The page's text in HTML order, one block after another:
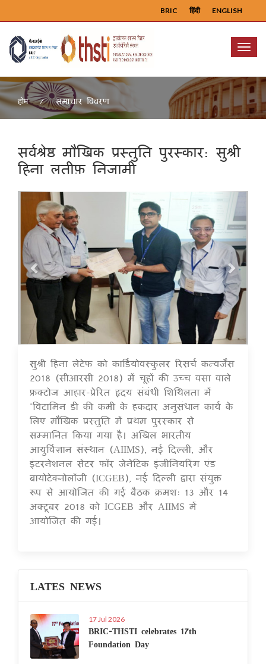
ENGLISH
हिंदी
BRIC
Menu
होम समाचार विवरण
सर्वश्रेष्ठ मौखिक प्रस्तुति पुरस्कार: सुश्री
हिना लतीफ़ निजामी
Previous Next
16 Jul 2020
सुश्री हिना लेटेफ को कार्डियोवस्कुलर रिसर्च कन्वर्जेंस
2018 (सीआरसी 2018) में चूहों की उच्च वसा वाले
फ्रक्टोज आहार-प्रेरित हृदय संबंधी शिथिलता में
‘विटामिन डी की कमी के हकदार अनुसंधान कार्य के
लिए मौखिक प्रस्तुति में प्रथम पुरस्कार से
सम्मानित किया गया है। अखिल भारतीय
आयुर्विज्ञान संस्थान (AIIMS), नई दिल्ली, और
इंटरनेशनल सेंटर फॉर जेनेटिक इंजीनियरिंग एंड
बायोटेक्नोलॉजी (ICGEB), नई दिल्ली द्वारा संयुक्त
रूप से आयोजित की गई बैठक क्रमशः 13 और 14
अक्टूबर 2018 को ICGEB और AIIMS में
आयोजित की गई।
LATES NEWS
17 Jul 2026
BRIC-THSTI celebrates 17th
Foundation Day